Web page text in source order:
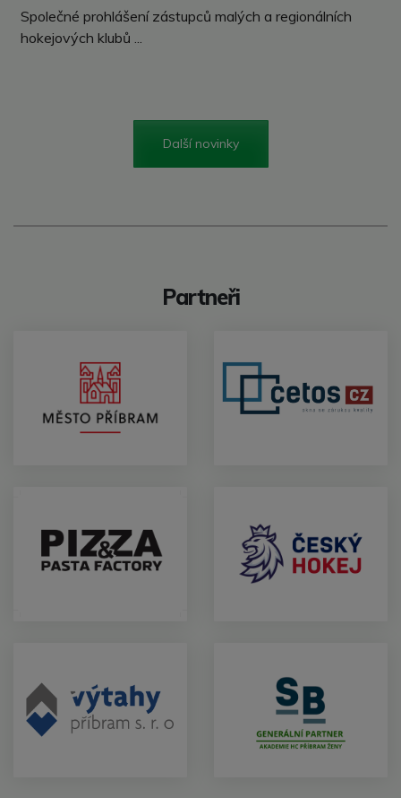
Společné prohlášení zástupců malých a regionálních
hokejových klubů ...
Další novinky
Partneři